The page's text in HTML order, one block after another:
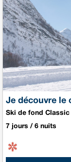
Je découvre le
Ski de fond Classic
7 jours / 6 nuits